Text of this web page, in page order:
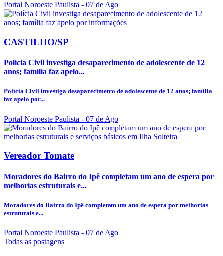
Portal Noroeste Paulista - 07 de Ago
CASTILHO/SP
Polícia Civil investiga desaparecimento de adolescente de 12
anos; família faz apelo...
Polícia Civil investiga desaparecimento de adolescente de 12 anos; família
faz apelo por...
Portal Noroeste Paulista - 07 de Ago
Vereador Tomate
Moradores do Bairro do Ipê completam um ano de espera por
melhorias estruturais e...
Moradores do Bairro do Ipê completam um ano de espera por melhorias
estruturais e...
Portal Noroeste Paulista - 07 de Ago
Todas as postagens